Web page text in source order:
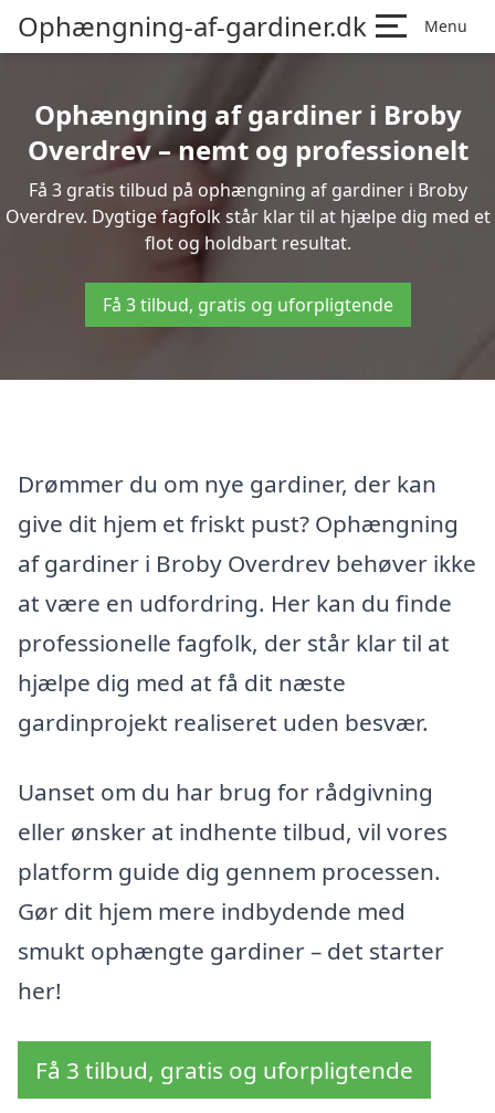
Ophængning-af-gardiner.dk Menu
Ophængning af gardiner i Broby
Overdrev – nemt og professionelt
Få 3 gratis tilbud på ophængning af gardiner i Broby
Overdrev. Dygtige fagfolk står klar til at hjælpe dig med et
flot og holdbart resultat.
Få 3 tilbud, gratis og uforpligtende
Drømmer du om nye gardiner, der kan
give dit hjem et friskt pust? Ophængning
af gardiner i Broby Overdrev behøver ikke
at være en udfordring. Her kan du finde
professionelle fagfolk, der står klar til at
hjælpe dig med at få dit næste
gardinprojekt realiseret uden besvær.
Uanset om du har brug for rådgivning
eller ønsker at indhente tilbud, vil vores
platform guide dig gennem processen.
Gør dit hjem mere indbydende med
smukt ophængte gardiner – det starter
her!
Få 3 tilbud, gratis og uforpligtende